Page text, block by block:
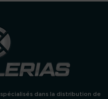
dans la distribution de